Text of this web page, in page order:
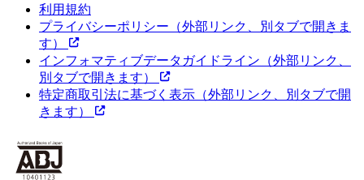
利用規約
プライバシーポリシー （外部リンク、別タブで開きま
す）
インフォマティブデータガイドライン （外部リンク、
別タブで開きます）
特定商取引法に基づく表示 （外部リンク、別タブで開
きます）